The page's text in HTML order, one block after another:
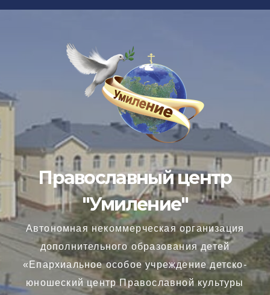
Перейти
Православный центр
"Умиление"
Автономная некоммерческая организация
дополнительного образования детей
«Епархиальное особое учреждение детско-
юношеский центр Православной культуры